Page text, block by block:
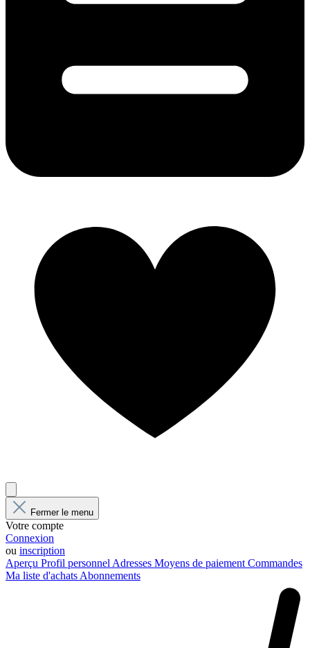
Fermer le menu
Votre compte
Connexion
ou inscription
Aperçu Profil personnel Adresses Moyens de paiement Commandes
Ma liste d'achats Abonnements